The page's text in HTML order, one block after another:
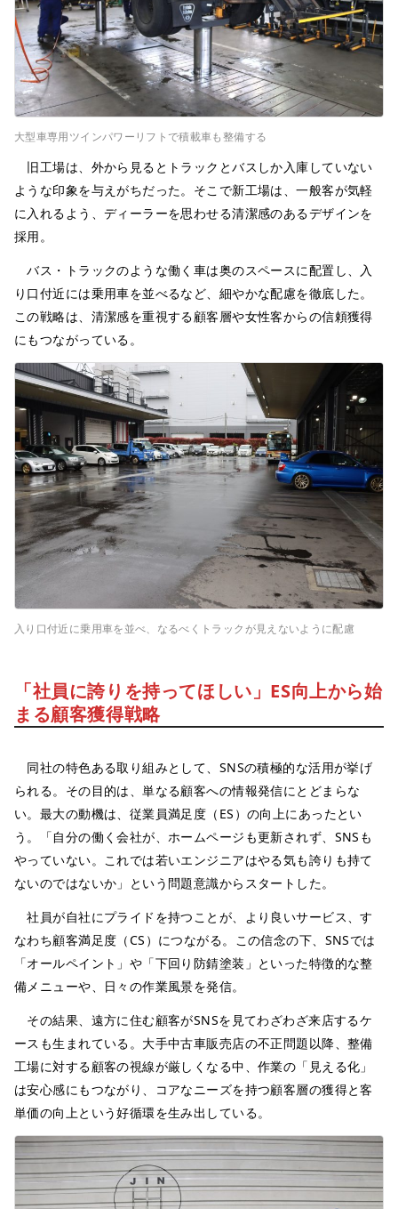
大型車専用ツインパワーリフトで積載車も整備する
旧工場は、外から見るとトラックとバスしか入庫していない
ような印象を与えがちだった。そこで新工場は、一般客が気軽
に入れるよう、ディーラーを思わせる清潔感のあるデザインを
採用。
バス・トラックのような働く車は奥のスペースに配置し、入
り口付近には乗用車を並べるなど、細やかな配慮を徹底した。
この戦略は、清潔感を重視する顧客層や女性客からの信頼獲得
にもつながっている。
入り口付近に乗用車を並べ、なるべくトラックが見えないように配慮
「社員に誇りを持ってほしい」ES向上から始
まる顧客獲得戦略
同社の特色ある取り組みとして、SNSの積極的な活用が挙げ
られる。その目的は、単なる顧客への情報発信にとどまらな
い。最大の動機は、従業員満足度（ES）の向上にあったとい
う。「自分の働く会社が、ホームページも更新されず、SNSも
やっていない。これでは若いエンジニアはやる気も誇りも持て
ないのではないか」という問題意識からスタートした。
社員が自社にプライドを持つことが、より良いサービス、す
なわち顧客満足度（CS）につながる。この信念の下、SNSでは
「オールペイント」や「下回り防錆塗装」といった特徴的な整
備メニューや、日々の作業風景を発信。
その結果、遠方に住む顧客がSNSを見てわざわざ来店するケ
ースも生まれている。大手中古車販売店の不正問題以降、整備
工場に対する顧客の視線が厳しくなる中、作業の「見える化」
は安心感にもつながり、コアなニーズを持つ顧客層の獲得と客
単価の向上という好循環を生み出している。